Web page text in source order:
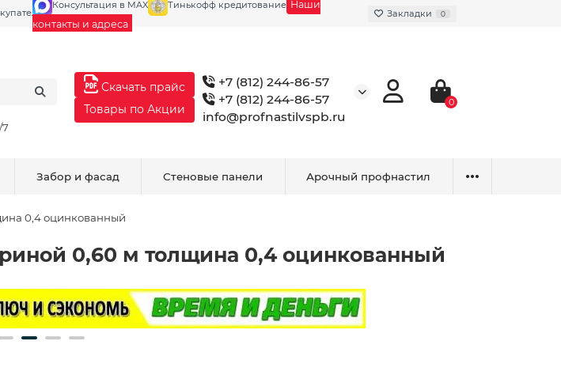
Галерея
Консультация в MAX Тинькофф кредитование Наши
контакты и адреса
Закладки 0
Скачать прайс
Товары по Акции
+7 (812) 244-86-57
+7 (812) 244-86-57
info@profnastilvspb.ru
0
Забор и фасад Стеновые панели Арочный профнастил
0,4 оцинкованный
0,60 м толщина 0,4 оцинкованный